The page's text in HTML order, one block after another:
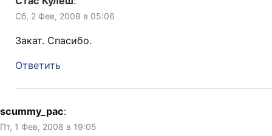
Сб, 2 Фев, 2008 в 05:06
Закат. Спасибо.
Ответить
scummy_pac:
Пт, 1 Фев, 2008 в 19:05